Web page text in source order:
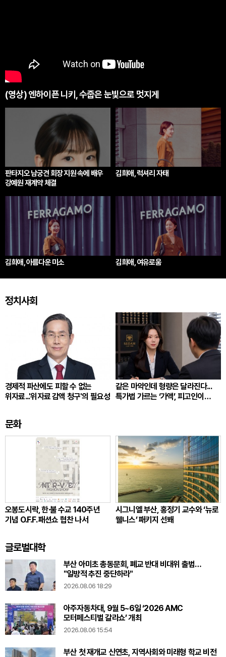
(영상) 엔하이픈 니키, 수줍은 눈빛으로 멋지게
판타지오 남궁견 회장 지원 속에 배우
강예원 재계약 체결
김희애, 럭셔리 자태
김희애, 아름다운 미소 김희애, 여유로움
정치사회
경제적 파산에도 피할 수 없는
위자료...'위자료 감액 청구'의 필요성
같은 마약인데 형량은 달라진다...
특가법 가르는 ‘가액’, 피고인이
문화
오봉도시락, 한·불 수교 140주년
기념 O.F.F. 패션쇼 협찬 나서
시그니엘 부산, 홍정기 교수와 ‘뉴로
웰니스’ 패키지 선봬
글로벌대학
부산 아미초 총동문회, 폐교 반대 비대위 출범…
"일방적 추진 중단하라"
2026.08.06 18:29
아주자동차대, 9월 5~6일 ‘2026 AMC
모터페스티벌 갈라쇼’ 개최
2026.08.06 15:54
부산 첫 재개교 신연초, 지역사회와 미래형 학교 비전